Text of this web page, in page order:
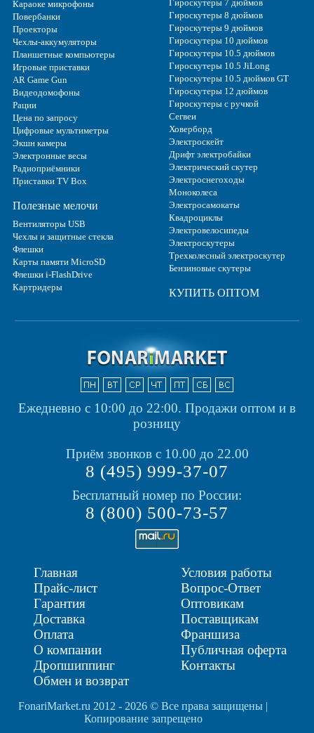
Караоке микрофоны
Повербанки
Проекторы
Чехлы-аккумуляторы
Планшетные компьютеры
Игровые приставки
AR Game Gun
Видеодомофоны
Рации
Цена по запросу
Цифровые мультиметры
Экшн камеры
Электронные весы
Радиоприёмники
Приставки TV Box
Полезные мелочи
Вентиляторы USB
Чехлы и защитные стекла
Флешки
Карты памяти MicroSD
Флешки i-FlashDrive
Картридеры
Гироскутеры 7 дюймов
Гироскутеры 8 дюймов
Гироскутеры 9 дюймов
Гироскутеры 10 дюймов
Гироскутеры 10.5 дюймов
Гироскутеры 10.5 JiLong
Гироскутеры 10.5 дюймов GT
Гироскутеры 12 дюймов
Гироскутеры с ручкой
Сегвеи
Ховерборд
Электроскейт
Дрифт электробайки
Электрический скутер
Электроснегоходы
Моноколеса
Электросамокаты
Квадроциклы
Электровелосипеды
Электроскутеры
Трехколесный электроскутер
Бензиновые скутеры
КУПИТЬ ОПТОМ
Ежедневно с 10:00 до 22:00. Продажи оптом и в
розницу
Приём звонков с 10.00 до 22.00
8 (495) 999-37-07
Бесплатный номер по России:
8 (800) 500-73-57
Главная
Прайс-лист
Гарантия
Доставка
Оплата
О компании
Дропшиппинг
Обмен и возврат
Условия работы
Вопрос-Ответ
Оптовикам
Поставщикам
Франшиза
Публичная оферта
Контакты
FonariMarket.ru 2012 - 2026 © Все права защищены |
Копирование запрещено